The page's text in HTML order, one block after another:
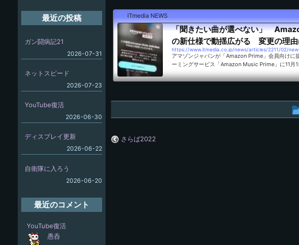
ITmedia NEWS
「聞きたい曲が選べない」
の新仕様で動揺広がる 変更の理由
https://www.itmedia.co.jp/news/articles/2211/02/
アマゾンジャパンが「Amazon Prime」会員向けに
ーミングサービス「Amazon Music Prime」に11月
り、聴きたい曲を選んで再生することができなくな
さらば2022
最近の投稿
ガン闘病記21
2026-07-31
ネットスピード
2026-07-23
YouTube復活
2026-06-30
ディスプレイ更新
2026-06-22
自衛隊に入ろう
2026-06-20
最近のコメント